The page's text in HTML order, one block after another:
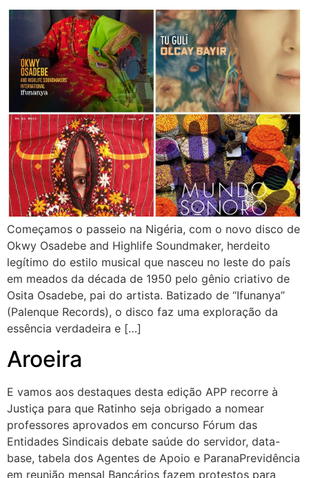
Começamos o passeio na Nigéria, com o novo disco de
Okwy Osadebe and Highlife Soundmaker, herdeito
legítimo do estilo musical que nasceu no leste do país
em meados da década de 1950 pelo gênio criativo de
Osita Osadebe, pai do artista. Batizado de “Ifunanya”
(Palenque Records), o disco faz uma exploração da
essência verdadeira e […]
Aroeira
E vamos aos destaques desta edição APP recorre à
Justiça para que Ratinho seja obrigado a nomear
professores aprovados em concurso Fórum das
Entidades Sindicais debate saúde do servidor, data-
base, tabela dos Agentes de Apoio e ParanaPrevidência
em reunião mensal Bancários fazem protestos para